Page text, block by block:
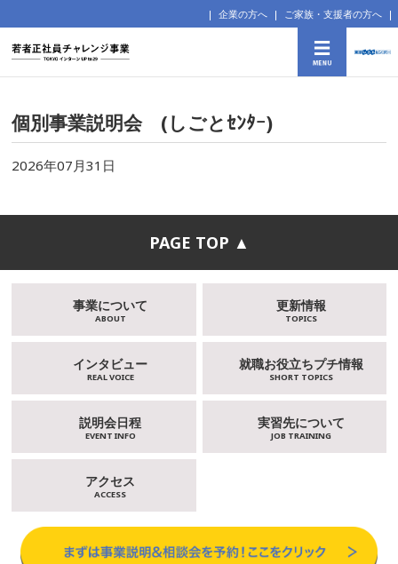
企業の方へ ご家族・支援者の方へ
個別事業説明会 (しごとｾﾝﾀｰ)
2026年07月31日
PAGE TOP ▲
事業について
ABOUT
更新情報
TOPICS
インタビュー
REAL VOICE
就職お役立ちプチ情報
SHORT TOPICS
説明会日程
EVENT INFO
実習先について
JOB TRAINING
アクセス
ACCESS